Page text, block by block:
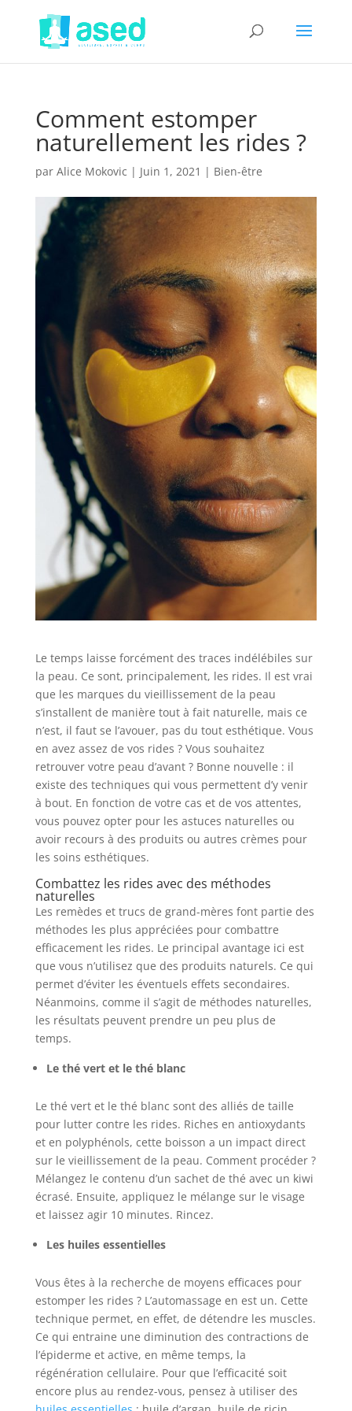
Comment estomper
naturellement les rides ?
par Alice Mokovic | Juin 1, 2021 | Bien-être
Le temps laisse forcément des traces indélébiles sur
la peau. Ce sont, principalement, les rides. Il est vrai
que les marques du vieillissement de la peau
s’installent de manière tout à fait naturelle, mais ce
n’est, il faut se l’avouer, pas du tout esthétique. Vous
en avez assez de vos rides ? Vous souhaitez
retrouver votre peau d’avant ? Bonne nouvelle : il
existe des techniques qui vous permettent d’y venir
à bout. En fonction de votre cas et de vos attentes,
vous pouvez opter pour les astuces naturelles ou
avoir recours à des produits ou autres crèmes pour
les soins esthétiques.
Combattez les rides avec des méthodes
naturelles
Les remèdes et trucs de grand-mères font partie des
méthodes les plus appréciées pour combattre
efficacement les rides. Le principal avantage ici est
que vous n’utilisez que des produits naturels. Ce qui
permet d’éviter les éventuels effets secondaires.
Néanmoins, comme il s’agit de méthodes naturelles,
les résultats peuvent prendre un peu plus de
temps.
Le thé vert et le thé blanc
Le thé vert et le thé blanc sont des alliés de taille
pour lutter contre les rides. Riches en antioxydants
et en polyphénols, cette boisson a un impact direct
sur le vieillissement de la peau. Comment procéder ?
Mélangez le contenu d’un sachet de thé avec un kiwi
écrasé. Ensuite, appliquez le mélange sur le visage
et laissez agir 10 minutes. Rincez.
Les huiles essentielles
Vous êtes à la recherche de moyens efficaces pour
estomper les rides ? L’automassage en est un. Cette
technique permet, en effet, de détendre les muscles.
Ce qui entraine une diminution des contractions de
l’épiderme et active, en même temps, la
régénération cellulaire. Pour que l’efficacité soit
encore plus au rendez-vous, pensez à utiliser des